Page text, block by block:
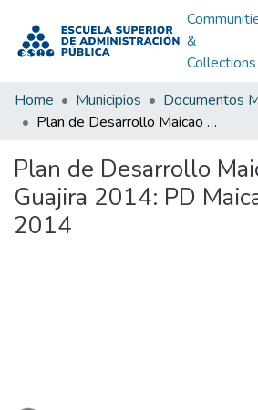
&
Collections
Home Municipios
Documentos
Plan de Desarrollo Maicao La Guajira 2014: PD Maicao La Guajira 2014
Plan de Desarrollo
Guajira 2014: PD
2014